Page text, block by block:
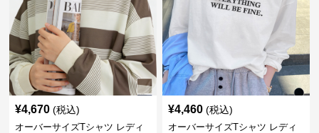
¥4,670 (税込)
オーバーサイズTシャツ レディ
¥4,460 (税込)
オーバーサイズTシャツ レディ